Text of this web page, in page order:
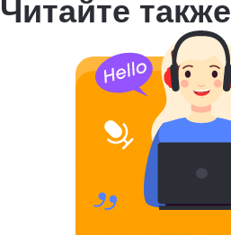
Читайте также